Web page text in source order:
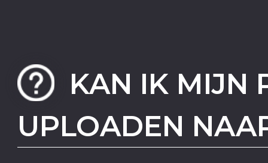
KAN IK MIJN
UPLOADEN